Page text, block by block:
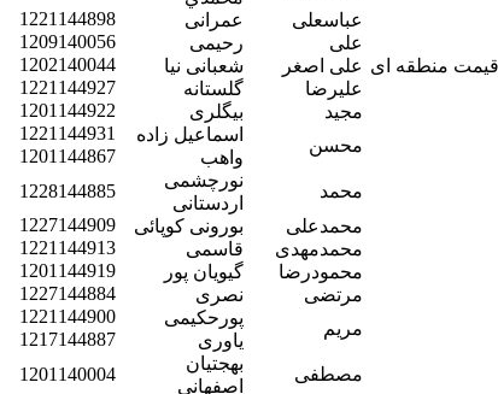
قیمت منطقه ای
عباسعلی
عمرانی
1221144898
علی
رحیمی
1209140056
علی اصغر
شعبانی نیا
1202140044
علیرضا
گلستانه
1221144927
مجید
بیگلری
1201144922
محسن
اسماعیل زاده
1221144931
واهب
1201144867
محمد
نورچشمی
اردستانی
1228144885
محمدعلی
بورونی کوپائی
1227144909
محمدمهدی
قاسمی
1221144913
محمودرضا
گیویان پور
1201144919
مرتضی
نصری
1227144884
مریم
پورحکیمی
1221144900
یاوری
1217144887
مصطفی
بهجتیان
اصفهانی
1201140004